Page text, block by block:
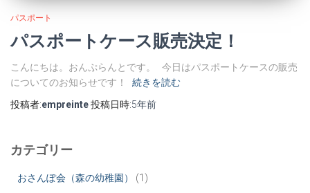
パスポート
パスポートケース販売決定！
こんにちは。おんぷらんとです。 今日はパスポートケースの販売
についてのお知らせです！
続きを読む
投稿者:empreinte投稿日時:5年前
カテゴリー
おさんぽ会（森の幼稚園） (1)